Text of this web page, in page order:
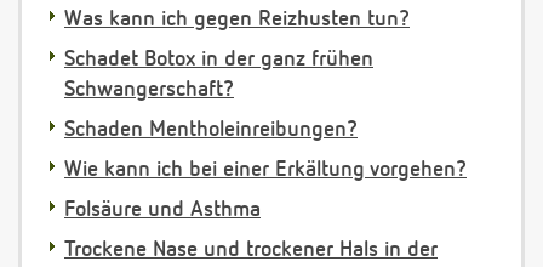
Was kann ich gegen Reizhusten tun?
Schadet Botox in der ganz frühen
Schwangerschaft?
Schaden Mentholeinreibungen?
Wie kann ich bei einer Erkältung vorgehen?
Folsäure und Asthma
Trockene Nase und trockener Hals in der